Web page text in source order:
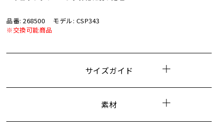
品番: 268500
モデル: CSP343
※交換可能商品
サイズガイド
素材